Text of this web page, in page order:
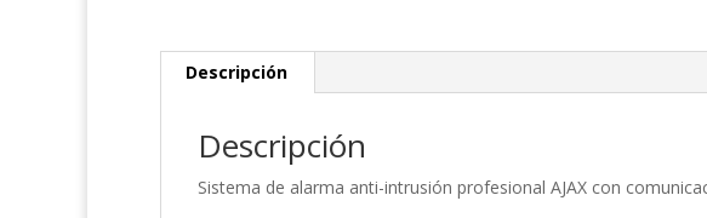
Descripción
Descripción
Sistema de alarma anti-intrusión profesional AJAX con